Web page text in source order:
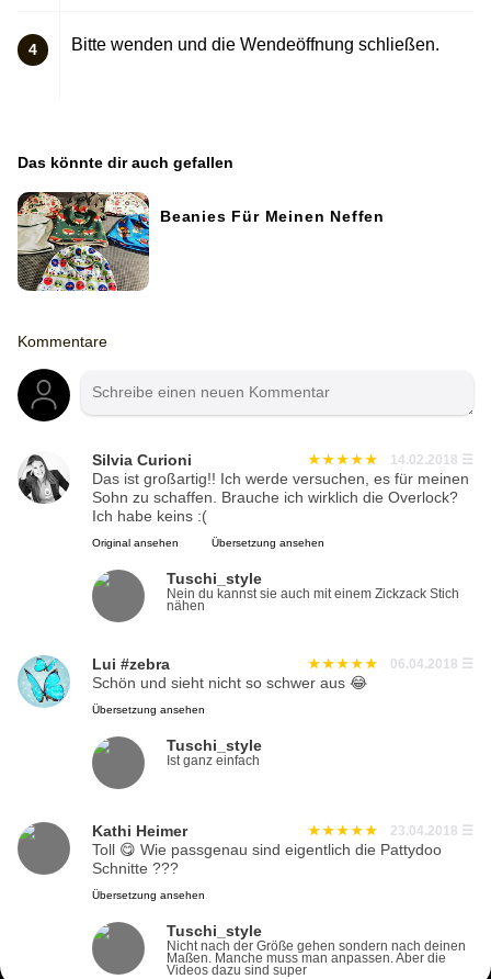
4 Bitte wenden und die Wendeöffnung schließen.
Das könnte dir auch gefallen
Beanies Für Meinen Neffen
Kommentare
Silvia Curioni 14.02.2018 ☰
Das ist großartig!! Ich werde versuchen, es für meinen
Sohn zu schaffen. Brauche ich wirklich die Overlock?
Ich habe keins :(
Original ansehen Übersetzung ansehen
Tuschi_style
Nein du kannst sie auch mit einem Zickzack Stich
nähen
Lui #zebra 06.04.2018 ☰
Schön und sieht nicht so schwer aus 😂
Übersetzung ansehen
Tuschi_style
Ist ganz einfach
Kathi Heimer 23.04.2018 ☰
Toll 😋 Wie passgenau sind eigentlich die Pattydoo
Schnitte ???
Übersetzung ansehen
Tuschi_style
Nicht nach der Größe gehen sondern nach deinen
Maßen. Manche muss man anpassen. Aber die
Videos dazu sind super